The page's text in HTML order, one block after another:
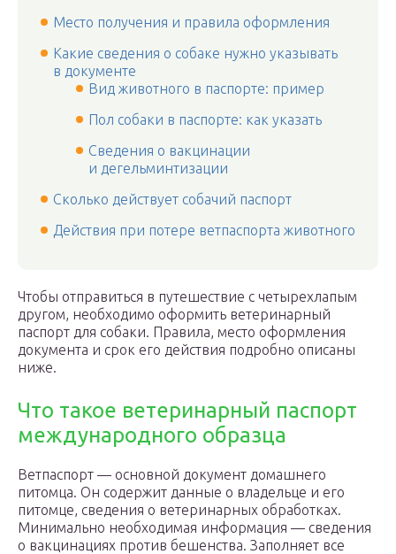
Место получения и правила оформления
Какие сведения о собаке нужно указывать
в документе
Вид животного в паспорте: пример
Пол собаки в паспорте: как указать
Сведения о вакцинации
и дегельминтизации
Сколько действует собачий паспорт
Действия при потере ветпаспорта животного
Чтобы отправиться в путешествие с четырехлапым
другом, необходимо оформить ветеринарный
паспорт для собаки. Правила, место оформления
документа и срок его действия подробно описаны
ниже.
Что такое ветеринарный паспорт
международного образца
Ветпаспорт — основной документ домашнего
питомца. Он содержит данные о владельце и его
питомце, сведения о ветеринарных обработках.
Минимально необходимая информация — сведения
о вакцинациях против бешенства. Заполняет все